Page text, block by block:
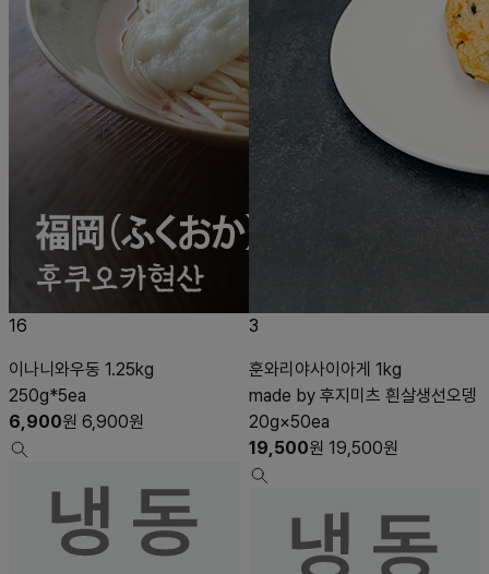
16
이나니와우동 1.25kg
250g*5ea
6,900원 6,900원
3
훈와리야사이아게 1kg
made by 후지미츠 흰살생선오뎅
20g×50ea
19,500원 19,500원